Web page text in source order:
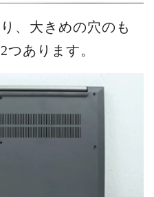
、大きめの穴のも
あります。